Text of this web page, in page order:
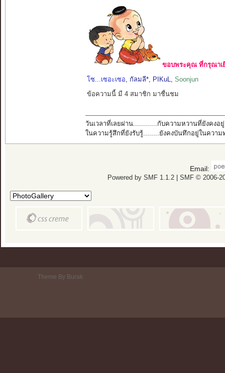
ขอบพระคุณ ที่กรุณาเ
โซ...เซอะเซอ
กัลมลี*, PIKuL
Soonjun
ข้อความนี้ มี 4 สมาชิก มาชื่นชม
วันเวลาที่เลยผ่าน............กับความหวานที่ยังคงอยู่
ในความรู้สึกที่ยังรับรู้........ยังคงบันทึกอยู่ในความ
Email:
Powered by SMF 1.1.2| SMF © 2006-
Theme By Burak